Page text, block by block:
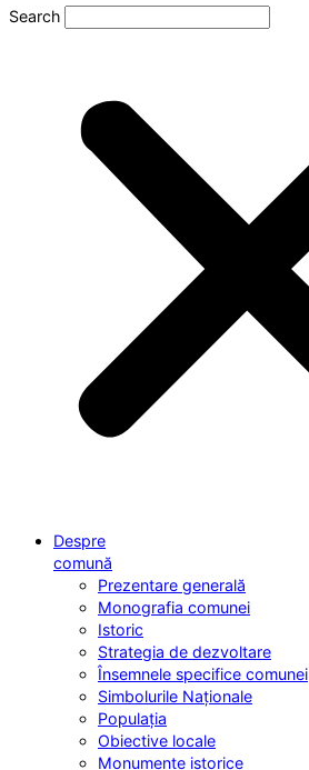
Search
Despre
comună
Prezentare generală
Monografia comunei
Istoric
Strategia de dezvoltare
Însemnele specifice comunei
Simbolurile Naționale
Populația
Obiective locale
Monumente istorice